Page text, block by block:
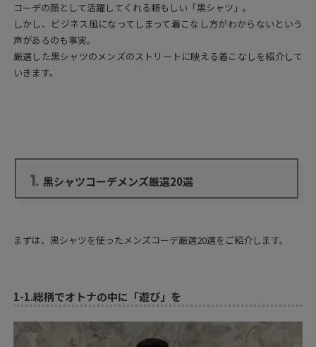
コーデの顔として活躍してくれる頼もしい「黒シャツ」。
しかし、ビジネス風になってしまって着こなし方がわからないという
声があるのも事実。
厳選した黒シャツのメンズのストリートに映える着こなしを紹介して
いきます。
1. 黒シャツコーデメンズ厳選20選
まずは、黒シャツを使ったメンズコーデ厳選20選をご紹介します。
1-1.総柄でオトナの中に「遊び」を